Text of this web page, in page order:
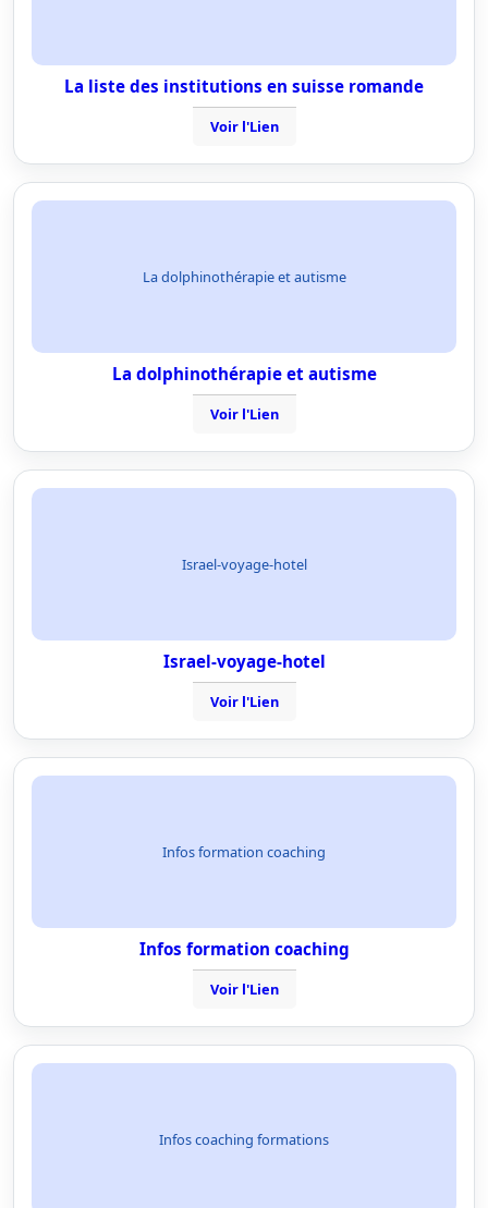
La liste des institutions en suisse romande
Voir l'Lien
La dolphinothérapie et autisme
La dolphinothérapie et autisme
Voir l'Lien
Israel-voyage-hotel
Israel-voyage-hotel
Voir l'Lien
Infos formation coaching
Infos formation coaching
Voir l'Lien
Infos coaching formations